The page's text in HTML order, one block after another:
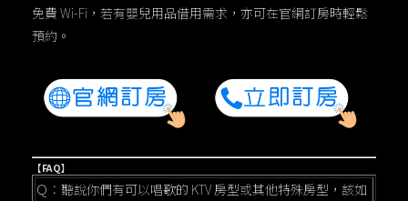
免費 Wi-Fi，若有嬰兒用品借用需求，亦可在官網訂房時輕鬆
預約。
【FAQ】
Ｑ：聽說你們有可以唱歌的 KTV 房型或其他特殊房型，該如